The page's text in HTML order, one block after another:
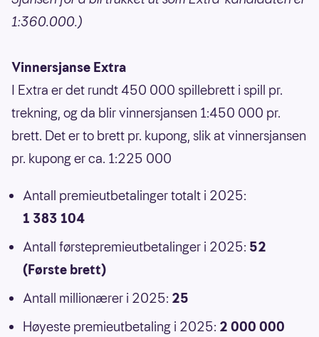
1:360.000.)
Vinnersjanse Extra
I Extra er det rundt 450 000 spillebrett i spill pr.
trekning, og da blir vinnersjansen 1:450 000 pr.
brett. Det er to brett pr. kupong, slik at vinnersjansen
pr. kupong er ca. 1:225 000
Antall premieutbetalinger totalt i 2025:
1 383 104
Antall førstepremieutbetalinger i 2025: 52
(Første brett)
Antall millionærer i 2025: 25
Høyeste premieutbetaling i 2025: 2 000 000